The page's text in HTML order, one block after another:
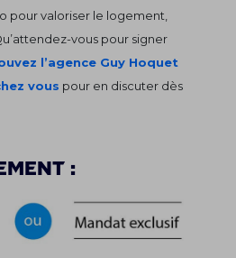
pour valoriser le logement,
vous pour signer
l’agence Guy Hoquet
vous pour en discuter dès
: